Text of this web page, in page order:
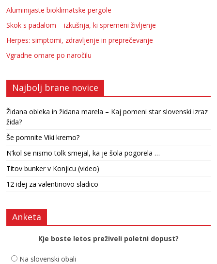
Aluminijaste bioklimatske pergole
Skok s padalom – izkušnja, ki spremeni življenje
Herpes: simptomi, zdravljenje in preprečevanje
Vgradne omare po naročilu
Najbolj brane novice
Židana obleka in židana marela – Kaj pomeni star slovenski izraz
žida?
Še pomnite Viki kremo?
N’kol se nismo tolk smejal, ka je šola pogorela …
Titov bunker v Konjicu (video)
12 idej za valentinovo sladico
Anketa
Kje boste letos preživeli poletni dopust?
Na slovenski obali